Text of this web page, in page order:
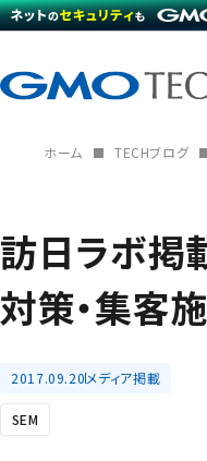
ホーム TECHブログ
訪日ラボ掲
対策・集客
2017.09.20メディア掲載
SEM